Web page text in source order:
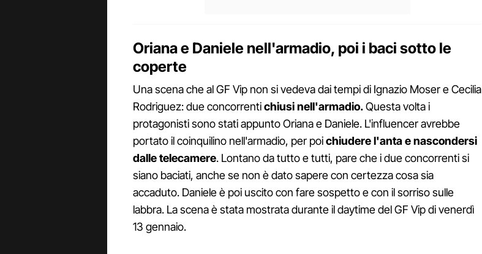
Oriana e Daniele nell'armadio, poi i baci sotto le
coperte
Una scena che al GF Vip non si vedeva dai tempi di Ignazio Moser e Cecilia
Rodriguez: due concorrentichiusi nell'armadio.Questa volta i
protagonisti sono stati appunto Oriana e Daniele. L'influencer avrebbe
portato il coinquilino nell'armadio, per poichiudere l'anta e nascondersi
dalle telecamere. Lontano da tutto e tutti, pare che i due concorrenti si
siano baciati, anche se non è dato sapere con certezza cosa sia
accaduto. Daniele è poi uscito con fare sospetto e con il sorriso sulle
labbra. La scena è stata mostrata durante il daytime del GF Vip di venerdì
13 gennaio.